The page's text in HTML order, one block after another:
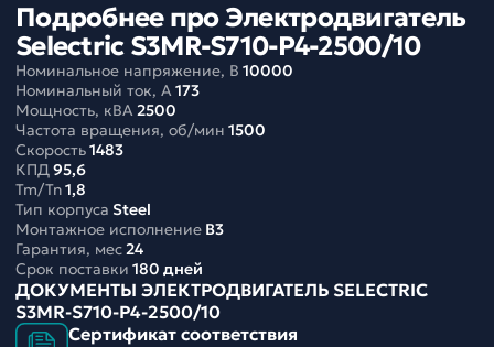
Подробнее про Электродвигатель
Selectric S3MR-S710-P4-2500/10
Номинальное напряжение, В 10000
Номинальный ток, A173
Мощность, кВА2500
Частота вращения, об/мин 1500
Скорость1483
КПД95,6
Tm/Tn1,8
Тип корпуса Steel
Монтажное исполнение B3
Гарантия, мес24
Срок поставки 180 дней
ДОКУМЕНТЫ ЭЛЕКТРОДВИГАТЕЛЬ SELECTRIC
S3MR-S710-P4-2500/10
Сертификат соответствия